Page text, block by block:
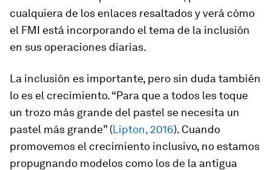
cualquiera de los enlaces resaltados y verá cómo
el FMI está incorporando el tema de la inclusión
en sus operaciones diarias.
La inclusión es importante, pero sin duda también
lo es el crecimiento. “Para que a todos les toque
un trozo más grande del pastel se necesita un
pastel más grande” (Lipton, 2016). Cuando
promovemos el crecimiento inclusivo, no estamos
propugnando modelos como los de la antigua